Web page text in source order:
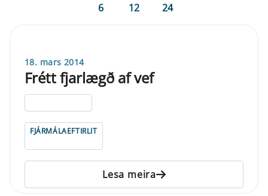
6 12 24
18. mars 2014
Frétt fjarlægð af vef
FJÁRMÁLAEFTIRLIT
Lesa meira